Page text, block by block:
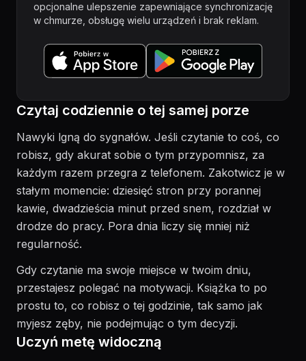
opcjonalne ulepszenie zapewniające synchronizację
w chmurze, obsługę wielu urządzeń i brak reklam.
Czytaj codziennie o tej samej porze
Nawyki lgną do sygnałów. Jeśli czytanie to coś, co
robisz, gdy akurat sobie o tym przypomnisz, za
każdym razem przegra z telefonem. Zakotwicz je w
stałym momencie: dziesięć stron przy porannej
kawie, dwadzieścia minut przed snem, rozdział w
drodze do pracy. Pora dnia liczy się mniej niż
regularność.
Gdy czytanie ma swoje miejsce w twoim dniu,
przestajesz polegać na motywacji. Książka to po
prostu to, co robisz o tej godzinie, tak samo jak
myjesz zęby, nie podejmując o tym decyzji.
Uczyń metę widoczną